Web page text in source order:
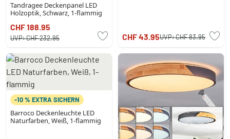
Tandragee Deckenpanel LED
Holzoptik, Schwarz, 1-flammig
CHF 188.95
UVP:CHF 232.95 CHF 43.95UVP:CHF 83.95
-10 % EXTRA SICHERN
Barroco Deckenleuchte LED
Naturfarben, Weiß, 1-flammig